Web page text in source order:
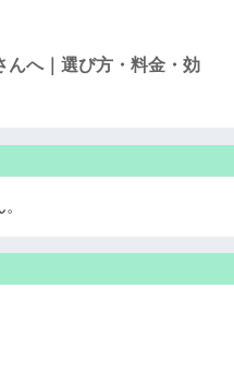
んへ｜選び方・料金・効